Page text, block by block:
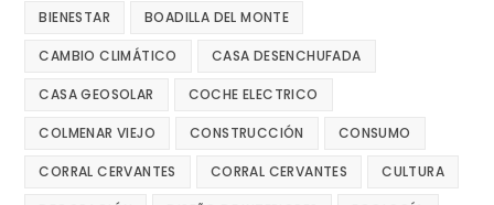
BIENESTAR BOADILLA DEL MONTE
CAMBIO CLIMÁTICO CASA DESENCHUFADA
CASA GEOSOLAR COCHE ELECTRICO
COLMENAR VIEJO CONSTRUCCIÓN CONSUMO
CORRAL CERVANTES CORRAL CERVANTES CULTURA